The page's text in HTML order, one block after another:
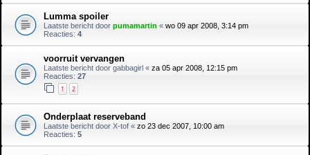
Lumma spoiler
Laatste bericht door pumamartin « wo 09 apr 2008, 3:14 pm
Reacties: 4
voorruit vervangen
Laatste bericht door gabbagirl « za 05 apr 2008, 12:15 pm
Reacties: 27
1 2
Onderplaat reserveband
Laatste bericht door X-tof « zo 23 dec 2007, 10:00 am
Reacties: 5